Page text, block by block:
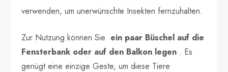
verwenden, um unerwünschte Insekten fernzuhalten.
Zur Nutzung können Sie ein paar Büschel auf die
Fensterbank oder auf den Balkon legen . Es
genügt eine einzige Geste, um diese Tiere